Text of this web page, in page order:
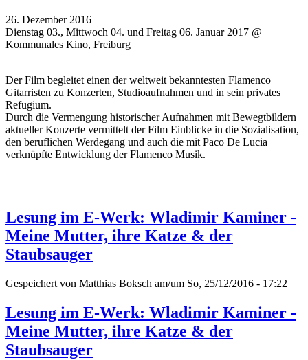
26. Dezember 2016
Dienstag 03., Mittwoch 04. und Freitag 06. Januar 2017 @
Kommunales Kino, Freiburg
Der Film begleitet einen der weltweit bekanntesten Flamenco
Gitarristen zu Konzerten, Studioaufnahmen und in sein privates
Refugium.
Durch die Vermengung historischer Aufnahmen mit Bewegtbildern
aktueller Konzerte vermittelt der Film Einblicke in die Sozialisation,
den beruflichen Werdegang und auch die mit Paco De Lucia
verknüpfte Entwicklung der Flamenco Musik.
Lesung im E-Werk: Wladimir Kaminer -
Meine Mutter, ihre Katze & der
Staubsauger
Gespeichert von Matthias Boksch am/um So, 25/12/2016 - 17:22
Lesung im E-Werk: Wladimir Kaminer -
Meine Mutter, ihre Katze & der
Staubsauger